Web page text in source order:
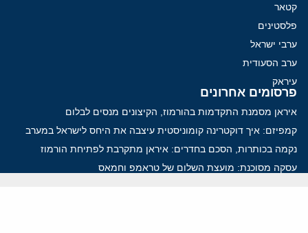
קטאר
פלסטינים
ערבי ישראל
ערב הסעודית
עיראק
פרסומים אחרונים
איראן מסמנת התקדמות בהורמוז, הקיצונים מנסים לבלום
קמפיזם: איך דוקטרינה קומוניסטית עיצבה את היחס לישראל במערב
נקמה בכותרות, הסכם בחדרים: איראן מתקרבת לפתיחת הורמוז
עסקה מסוכנת: מועצת השלום של טראמפ וחמאס